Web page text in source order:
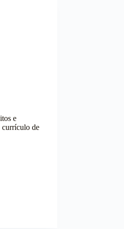
e
currículo de